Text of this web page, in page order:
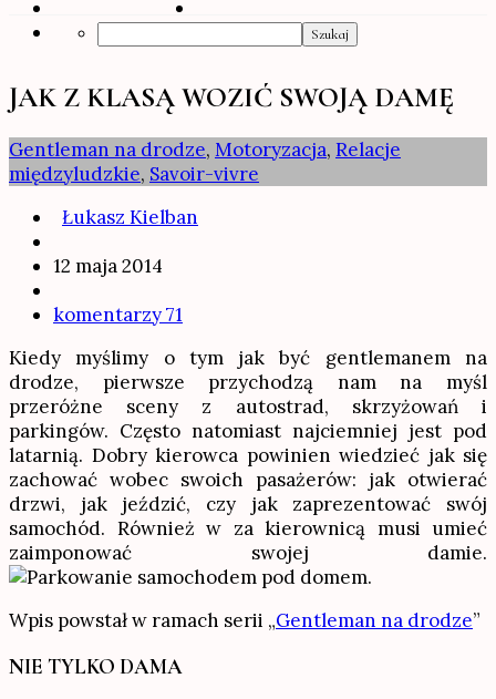
JAK Z KLASĄ WOZIĆ SWOJĄ DAMĘ
Gentleman na drodze, Motoryzacja, Relacje
międzyludzkie, Savoir-vivre
Łukasz Kielban
12 maja 2014
komentarzy 71
Kiedy myślimy o tym jak być gentlemanem na
drodze, pierwsze przychodzą nam na myśl
przeróżne sceny z autostrad, skrzyżowań i
parkingów. Często natomiast najciemniej jest pod
latarnią. Dobry kierowca powinien wiedzieć jak się
zachować wobec swoich pasażerów: jak otwierać
drzwi, jak jeździć, czy jak zaprezentować swój
samochód. Również w za kierownicą musi umieć
zaimponować swojej damie.
Wpis powstał w ramach serii „Gentleman na drodze”
NIE TYLKO DAMA